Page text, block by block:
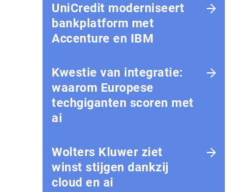
UniCredit moderniseert
bankplatform met
Accenture en IBM
Kwestie van integratie:
waarom Europese
techgiganten scoren met
ai
Wolters Kluwer ziet
winst stijgen dankzij
cloud en ai